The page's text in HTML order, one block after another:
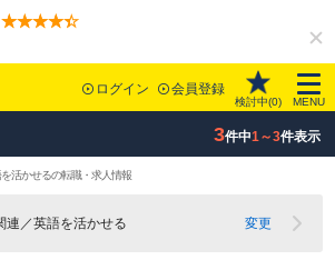
ログイン 会員登録
検討中(0) MENU
3件中1～3件表示
活かせるの転職・求人情報
連／英語を活かせる 変更